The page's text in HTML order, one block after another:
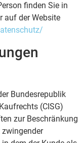
finden Sie in
auf der Website
Bundesrepublik
(CISG)
zur Beschränkung